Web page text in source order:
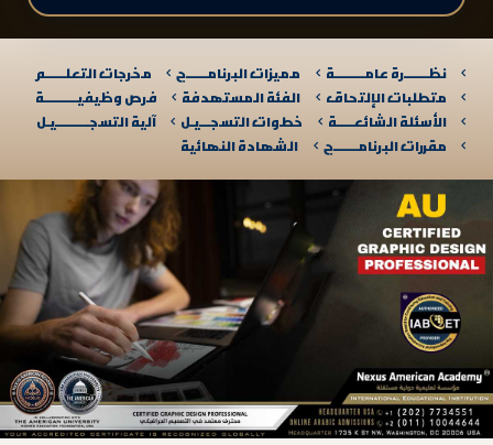
نظـــــــرة عامـــــــــة مميزات البرنامــــــج
مخرجات التعلــــــم
متطلبات الإلتحاق
الفئة المستهدفة
فرص وظيفيــــــــــة
الأسئلة الشائعـــــة
خطوات التسجـــيـل
آلية التسجــــــــــيـل​
مقررات البرنامـــــــج
الشهادة النهائية